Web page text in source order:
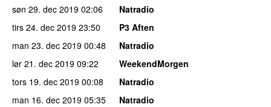
søn 29. dec 2019 02:06
Natradio
tirs 24. dec 2019 23:50
P3 Aften
man 23. dec 2019 00:48
Natradio
lør 21. dec 2019 09:22
WeekendMorgen
tors 19. dec 2019 00:08
Natradio
man 16. dec 2019 05:35
Natradio